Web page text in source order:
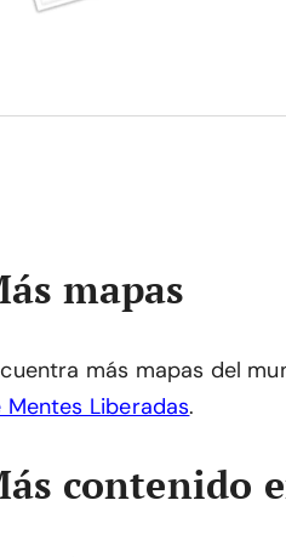
mapas
más mapas del
Mentes Liberadas.
contenido